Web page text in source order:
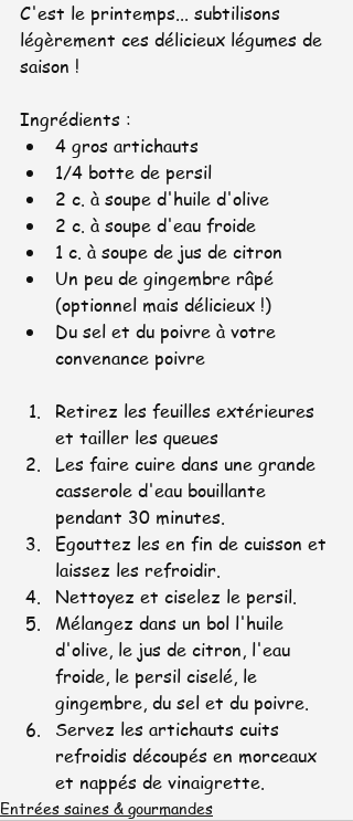
C'est le printemps... subtilisons
légèrement ces délicieux légumes de
saison !
Ingrédients :
4 gros artichauts
1/4 botte de persil
2 c. à soupe d'huile d'olive
2 c. à soupe d'eau froide
1 c. à soupe de jus de citron
Un peu de gingembre râpé
(optionnel mais délicieux !)
Du sel et du poivre à votre
convenance poivre
Retirez les feuilles extérieures
et tailler les queues
Les faire cuire dans une grande
casserole d'eau bouillante
pendant 30 minutes.
Egouttez les en fin de cuisson et
laissez les refroidir.
Nettoyez et ciselez le persil.
Mélangez dans un bol l'huile
d'olive, le jus de citron, l'eau
froide, le persil ciselé, le
gingembre, du sel et du poivre.
Servez les artichauts cuits
refroidis découpés en morceaux
et nappés de vinaigrette.
Entrées saines & gourmandes